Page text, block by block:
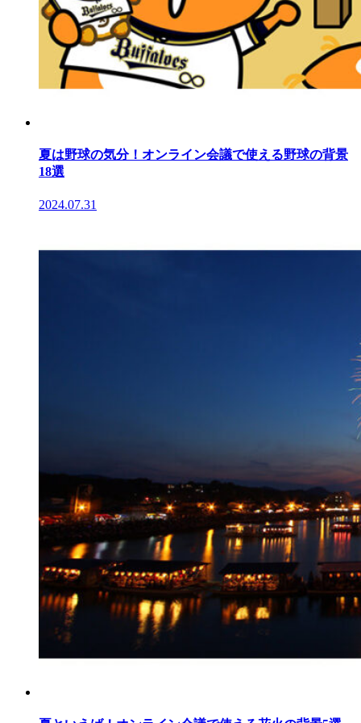
夏は野球の気分！オンライン会議で使える野球の背景
18選
2024.07.31